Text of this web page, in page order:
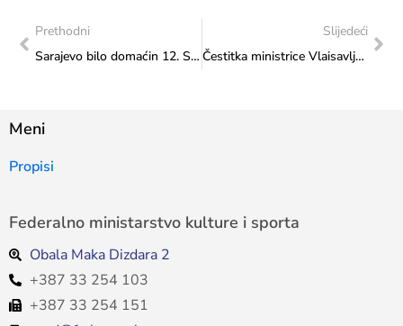
Prethodni
Sarajevo bilo domaćin 12. Sarajevo Dance Festival
Slijedeći
Čestitka ministrice Vlaisavljević Vijeću mladih Federacije Bosne i Hercegovine
Meni
Propisi
Federalno ministarstvo kulture i sporta
Obala Maka Dizdara 2
+387 33 254 103
+387 33 254 151